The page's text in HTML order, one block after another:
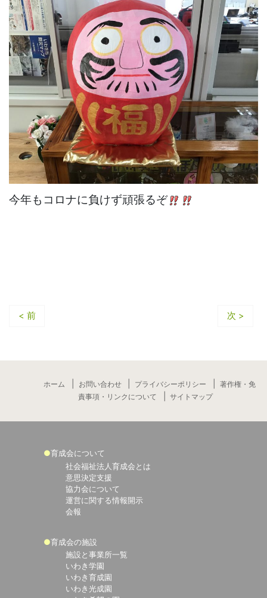
今年もコロナに負けず頑張るぞ
< 前 次 >
ホーム お問い合わせ プライバシーポリシー
著作権・免
責事項・リンクについて
サイトマップ
育成会について
社会福祉法人育成会とは
意思決定支援
協力会について
運営に関する情報開示
会報
育成会の施設
施設と事業所一覧
いわき学園
いわき育成園
いわき光成園